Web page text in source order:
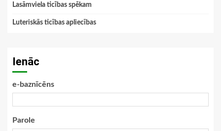
Lasāmviela ticības spēkam
Luteriskās ticības apliecības
Ienāc
e-baznīcēns
Parole